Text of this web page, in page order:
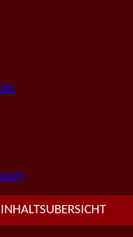
INHALTSUBERSICHT